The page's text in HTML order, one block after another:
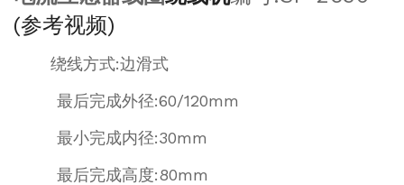
(参考视频)
绕线方式:边滑式
最后完成外径:60/120mm
最小完成内径:30mm
最后完成高度:80mm